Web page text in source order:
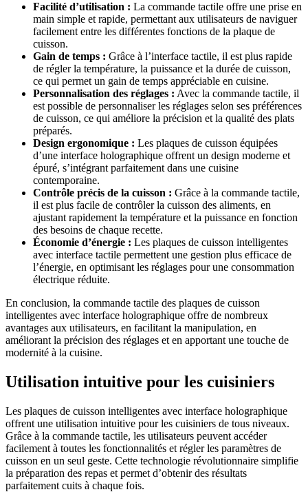
Facilité d’utilisation : La commande tactile offre une prise en
main simple et rapide, permettant aux utilisateurs de naviguer
facilement entre les différentes fonctions de la plaque de
cuisson.
Gain de temps : Grâce à l’interface tactile, il est plus rapide
de régler la température, la puissance et la durée de cuisson,
ce qui permet un gain de temps appréciable en cuisine.
Personnalisation des réglages : Avec la commande tactile, il
est possible de personnaliser les réglages selon ses préférences
de cuisson, ce qui améliore la précision et la qualité des plats
préparés.
Design ergonomique : Les plaques de cuisson équipées
d’une interface holographique offrent un design moderne et
épuré, s’intégrant parfaitement dans une cuisine
contemporaine.
Contrôle précis de la cuisson : Grâce à la commande tactile,
il est plus facile de contrôler la cuisson des aliments, en
ajustant rapidement la température et la puissance en fonction
des besoins de chaque recette.
Économie d’énergie : Les plaques de cuisson intelligentes
avec interface tactile permettent une gestion plus efficace de
l’énergie, en optimisant les réglages pour une consommation
électrique réduite.
En conclusion, la commande tactile des plaques de cuisson
intelligentes avec interface holographique offre de nombreux
avantages aux utilisateurs, en facilitant la manipulation, en
améliorant la précision des réglages et en apportant une touche de
modernité à la cuisine.
Utilisation intuitive pour les cuisiniers
Les plaques de cuisson intelligentes avec interface holographique
offrent une utilisation intuitive pour les cuisiniers de tous niveaux.
Grâce à la commande tactile, les utilisateurs peuvent accéder
facilement à toutes les fonctionnalités et régler les paramètres de
cuisson en un seul geste. Cette technologie révolutionnaire simplifie
la préparation des repas et permet d’obtenir des résultats
parfaitement cuits à chaque fois.